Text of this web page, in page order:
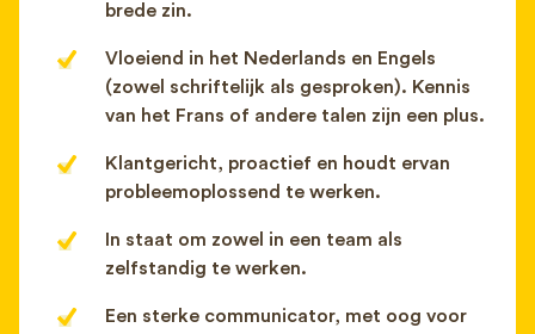
brede zin.
Vloeiend in het Nederlands en Engels
(zowel schriftelijk als gesproken). Kennis
van het Frans of andere talen zijn een plus.
Klantgericht, proactief en houdt ervan
probleemoplossend te werken.
In staat om zowel in een team als
zelfstandig te werken.
Een sterke communicator, met oog voor